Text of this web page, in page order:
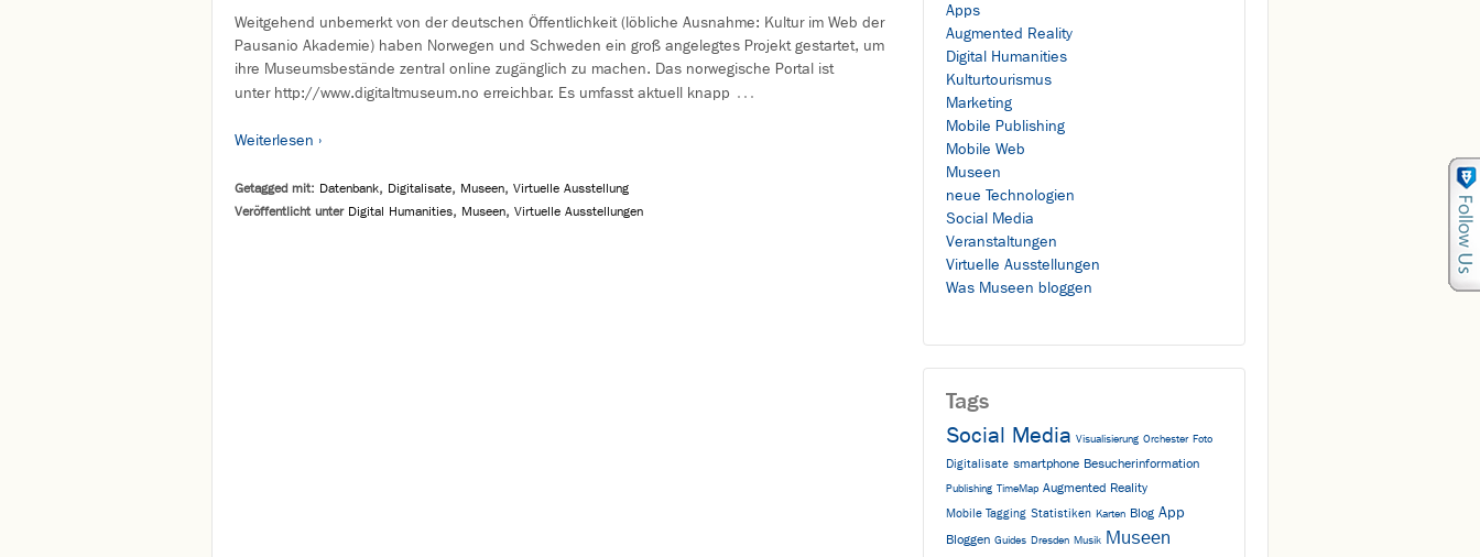
Weitgehend unbemerkt von der deutschen Öffentlichkeit (löbliche Ausnahme: Kultur im Web der
Pausanio Akademie) haben Norwegen und Schweden ein groß angelegtes Projekt gestartet, um
ihre Museumsbestände zentral online zugänglich zu machen. Das norwegische Portal ist
unter http://www.digitaltmuseum.no erreichbar. Es umfasst aktuell knapp …
Weiterlesen ›
Getagged mit: Datenbank, Digitalisate, Museen, Virtuelle Ausstellung
Veröffentlicht unter Digital Humanities, Museen, Virtuelle Ausstellungen
Apps
Augmented Reality
Digital Humanities
Kulturtourismus
Marketing
Mobile Publishing
Mobile Web
Museen
neue Technologien
Social Media
Veranstaltungen
Virtuelle Ausstellungen
Was Museen bloggen
Tags
Social Media Visualisierung Orchester Foto
Digitalisate smartphone Besucherinformation
Publishing TimeMap Augmented Reality
Mobile Tagging Statistiken Karten Blog App
Bloggen Guides Dresden Musik Museen